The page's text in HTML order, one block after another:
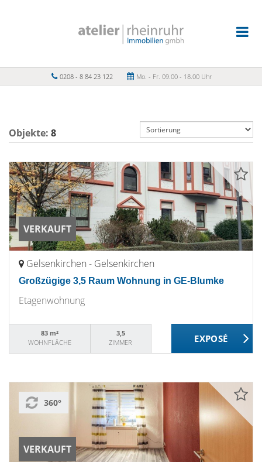
0208 - 8 84 23 122 Mo. - Fr. 09.00 - 18.00 Uhr
Objekte: 8
VERKAUFT
Gelsenkirchen - Gelsenkirchen
Großzügige 3,5 Raum Wohnung in GE-Blumke
Etagenwohnung
83 m²
WOHNFLÄCHE
3,5
ZIMMER
VERKAUFT
360°